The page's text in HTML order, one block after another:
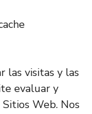
las visitas y las
evaluar y
Web. Nos